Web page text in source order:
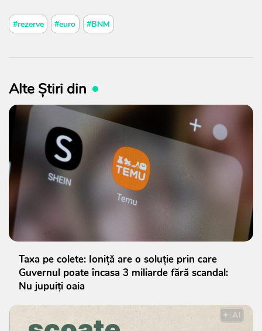
#rezerve #euro #BNM
Alte Știri din
Taxa pe colete: Ioniță are o soluție prin care
Guvernul poate încasa 3 miliarde fără scandal:
Nu jupuiți oaia